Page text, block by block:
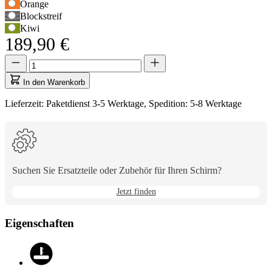
um
zur
ersten
Auswahloption
zu
navigieren,
und
anschließend
Pfeiltasten,
zwischen
den
Optionen
wechseln.
Orange
Blockstreif
Kiwi
189,90 €
Menge
aktualisiert
auf
1
Menge
In den Warenkorb
Lieferzeit: Paketdienst 3-5 Werktage, Spedition: 5-8 Werktage
Suchen Sie Ersatzteile oder Zubehör für Ihren Schirm?
Jetzt finden
Eigenschaften